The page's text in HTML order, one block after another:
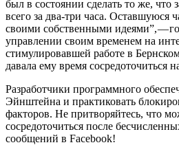
был в состоянии сделать то же, что
всего за два-три часа. Оставшуюся
своими собственными идеями”, —
управлении своим временем на
стимулировавшей работе в
давала ему время сосредоточиться
Разработчики программного
Эйнштейна и практиковать
факторов. Не притворяйтесь, что
сосредоточиться после
сообщений в Facebook!